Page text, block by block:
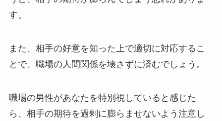
す。
また、相手の好意を知った上で適切に対応するこ
とで、職場の人間関係を壊さずに済むでしょう。
職場の男性があなたを特別視していると感じた
ら、相手の期待を過剰に膨らませないよう注意し